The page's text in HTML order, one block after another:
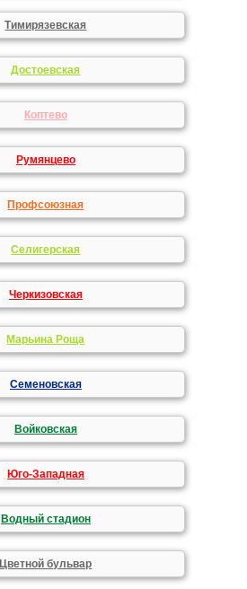
Тимирязевская
Достоевская
Коптево
Румянцево
Профсоюзная
Селигерская
Черкизовская
Марьина Роща
Семеновская
Войковская
Юго-Западная
Водный стадион
Цветной бульвар